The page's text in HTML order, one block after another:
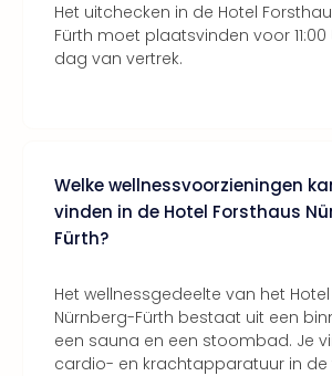
Het uitchecken in de Hotel
Fürth moet plaatsvinden voor
dag van vertrek.
Welke wellnessvoorzieningen
vinden in de Hotel Forsthaus
Fürth?
Het wellnessgedeelte van het
Nürnberg-Fürth bestaat uit een
een sauna en een stoombad. Je
cardio- en krachtapparatuur in de